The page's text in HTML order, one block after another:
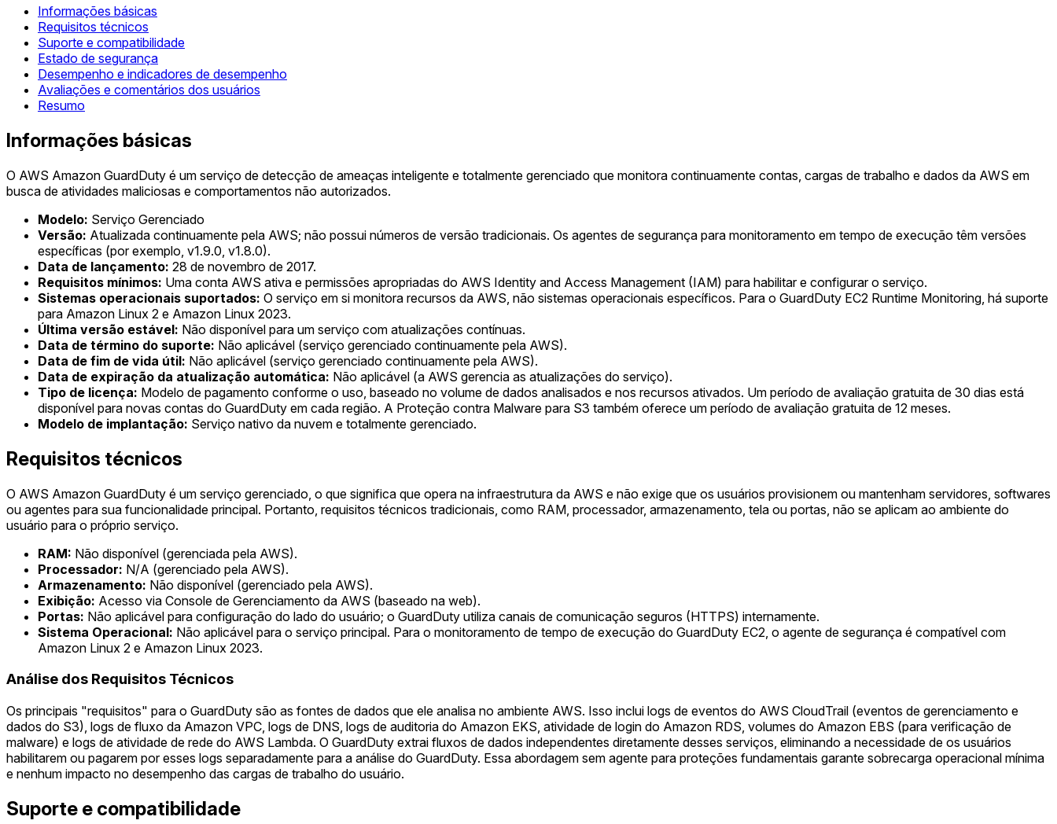
Informações básicas
Requisitos técnicos
Suporte e compatibilidade
Estado de segurança
Desempenho e indicadores de desempenho
Avaliações e comentários dos usuários
Resumo
Informações básicas
O AWS Amazon GuardDuty é um serviço de detecção de ameaças inteligente e totalmente gerenciado que monitora continuamente contas, cargas de trabalho e dados da AWS em
busca de atividades maliciosas e comportamentos não autorizados.
Modelo: Serviço Gerenciado
Versão: Atualizada continuamente pela AWS; não possui números de versão tradicionais. Os agentes de segurança para monitoramento em tempo de execução têm versões
específicas (por exemplo, v1.9.0, v1.8.0).
Data de lançamento: 28 de novembro de 2017.
Requisitos mínimos: Uma conta AWS ativa e permissões apropriadas do AWS Identity and Access Management (IAM) para habilitar e configurar o serviço.
Sistemas operacionais suportados: O serviço em si monitora recursos da AWS, não sistemas operacionais específicos. Para o GuardDuty EC2 Runtime Monitoring, há suporte
para Amazon Linux 2 e Amazon Linux 2023.
Última versão estável: Não disponível para um serviço com atualizações contínuas.
Data de término do suporte: Não aplicável (serviço gerenciado continuamente pela AWS).
Data de fim de vida útil: Não aplicável (serviço gerenciado continuamente pela AWS).
Data de expiração da atualização automática: Não aplicável (a AWS gerencia as atualizações do serviço).
Tipo de licença: Modelo de pagamento conforme o uso, baseado no volume de dados analisados e nos recursos ativados. Um período de avaliação gratuita de 30 dias está
disponível para novas contas do GuardDuty em cada região. A Proteção contra Malware para S3 também oferece um período de avaliação gratuita de 12 meses.
Modelo de implantação: Serviço nativo da nuvem e totalmente gerenciado.
Requisitos técnicos
O AWS Amazon GuardDuty é um serviço gerenciado, o que significa que opera na infraestrutura da AWS e não exige que os usuários provisionem ou mantenham servidores, softwares
ou agentes para sua funcionalidade principal. Portanto, requisitos técnicos tradicionais, como RAM, processador, armazenamento, tela ou portas, não se aplicam ao ambiente do
usuário para o próprio serviço.
RAM: Não disponível (gerenciada pela AWS).
Processador: N/A (gerenciado pela AWS).
Armazenamento: Não disponível (gerenciado pela AWS).
Exibição: Acesso via Console de Gerenciamento da AWS (baseado na web).
Portas: Não aplicável para configuração do lado do usuário; o GuardDuty utiliza canais de comunicação seguros (HTTPS) internamente.
Sistema Operacional: Não aplicável para o serviço principal. Para o monitoramento de tempo de execução do GuardDuty EC2, o agente de segurança é compatível com
Amazon Linux 2 e Amazon Linux 2023.
Análise dos Requisitos Técnicos
Os principais "requisitos" para o GuardDuty são as fontes de dados que ele analisa no ambiente AWS. Isso inclui logs de eventos do AWS CloudTrail (eventos de gerenciamento e
dados do S3), logs de fluxo da Amazon VPC, logs de DNS, logs de auditoria do Amazon EKS, atividade de login do Amazon RDS, volumes do Amazon EBS (para verificação de
malware) e logs de atividade de rede do AWS Lambda. O GuardDuty extrai fluxos de dados independentes diretamente desses serviços, eliminando a necessidade de os usuários
habilitarem ou pagarem por esses logs separadamente para a análise do GuardDuty. Essa abordagem sem agente para proteções fundamentais garante sobrecarga operacional mínima
e nenhum impacto no desempenho das cargas de trabalho do usuário.
Suporte e compatibilidade